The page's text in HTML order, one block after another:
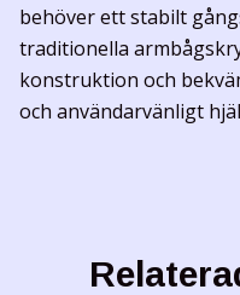
behöver ett stabilt
traditionella
konstruktion och
och användarvänligt